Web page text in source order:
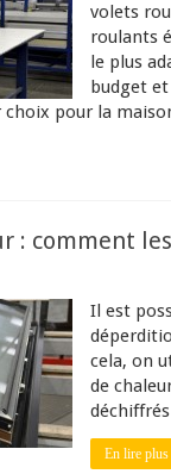
volets
roulants
le plus
budget
pour la
: comment
Il est
cela, on
de
En lire plus